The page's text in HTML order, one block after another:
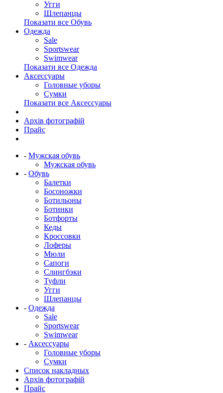
Угги
Шлепанцы
Показати все Обувь
Одежда
Sale
Sportswear
Swimwear
Показати все Одежда
Аксессуары
Головные уборы
Сумки
Показати все Аксессуары
Архів фотографій
Прайс
- Мужская обувь
Мужская обувь
- Обувь
Балетки
Босоножки
Ботильоны
Ботинки
Ботфорты
Кеды
Кроссовки
Лоферы
Мюли
Сапоги
Слингбэки
Туфли
Угги
Шлепанцы
- Одежда
Sale
Sportswear
Swimwear
- Аксессуары
Головные уборы
Сумки
Список накладных
Архів фотографій
Прайс